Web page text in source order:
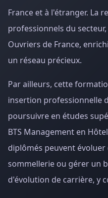
France et à l'étranger. La
professionnels du
Ouvriers de France,
un réseau précieux.
Par ailleurs, cette
insertion professionnelle
poursuivre en études
BTS Management en
diplômés peuvent évoluer
sommellerie ou gérer un
d'évolution de carrière, y